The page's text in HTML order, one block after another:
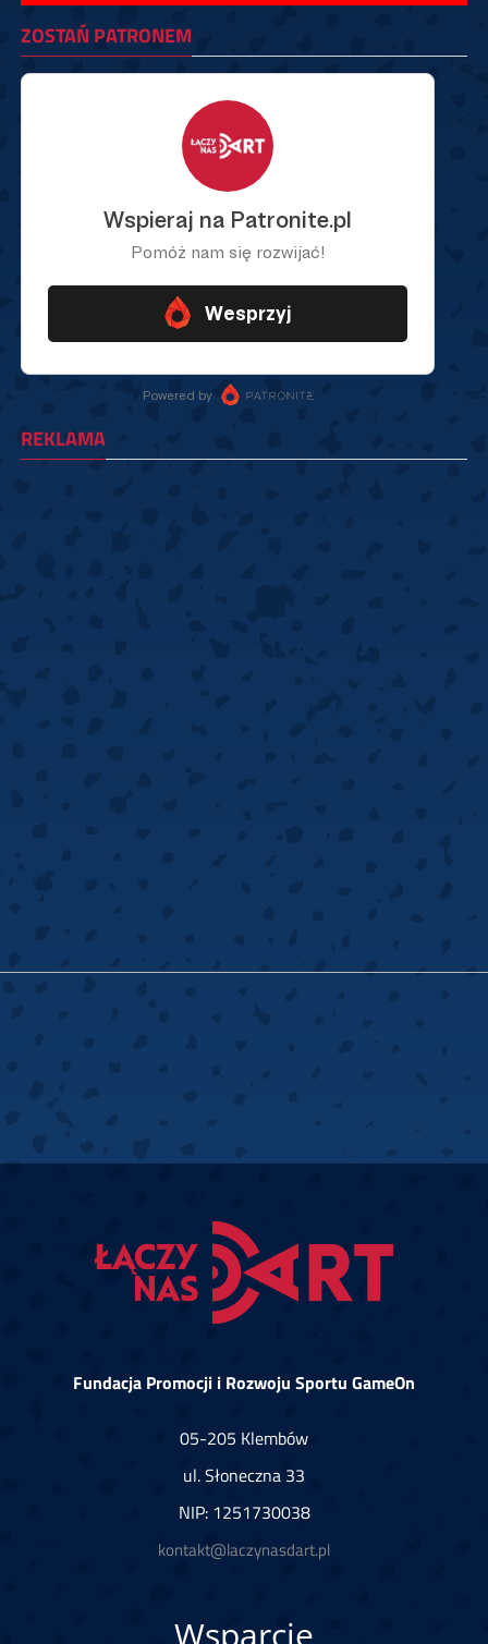
ZOSTAŃ PATRONEM
REKLAMA
Fundacja Promocji i Rozwoju Sportu GameOn
05-205 Klembów
ul. Słoneczna 33
NIP: 1251730038
kontakt@laczynasdart.pl